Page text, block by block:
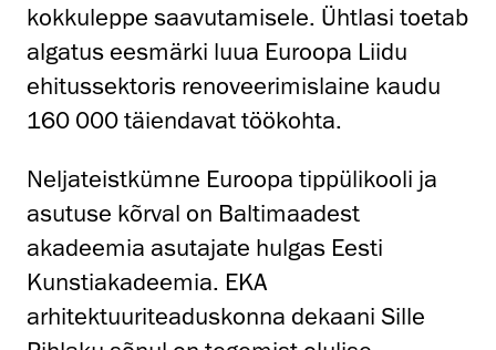
kokkuleppe saavutamisele. Ühtlasi toetab
algatus eesmärki luua Euroopa Liidu
ehitussektoris renoveerimislaine kaudu
160 000 täiendavat töökohta.
Neljateistkümne Euroopa tippülikooli ja
asutuse kõrval on Baltimaadest
akadeemia asutajate hulgas Eesti
Kunstiakadeemia. EKA
arhitektuuriteaduskonna dekaani Sille